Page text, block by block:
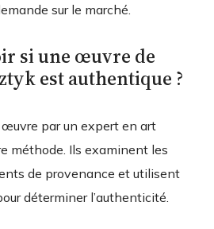
sur le marché.
si une œuvre de
est authentique ?
par un expert en art
méthode. Ils examinent les
de provenance et utilisent
déterminer l’authenticité.